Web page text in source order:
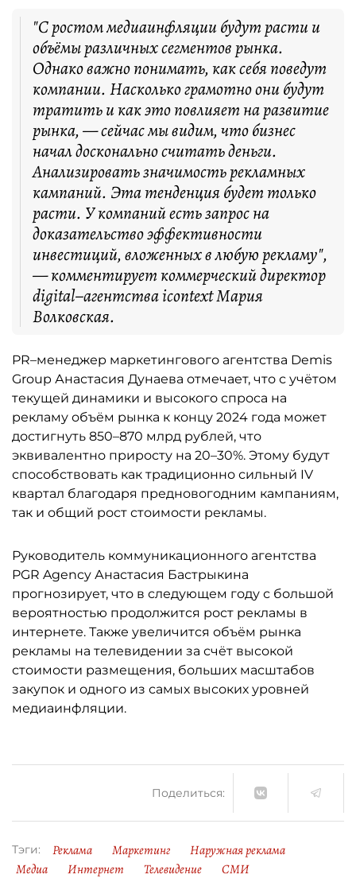
"С ростом медиаинфляции будут расти и
объёмы различных сегментов рынка.
Однако важно понимать, как себя поведут
компании. Насколько грамотно они будут
тратить и как это повлияет на развитие
рынка, — сейчас мы видим, что бизнес
начал досконально считать деньги.
Анализировать значимость рекламных
кампаний. Эта тенденция будет только
расти. У компаний есть запрос на
доказательство эффективности
инвестиций, вложенных в любую рекламу",
— комментирует коммерческий директор
digital–агентства icontext Мария
Волковская.
PR–менеджер маркетингового агентства Demis
Group Анастасия Дунаева отмечает, что с учётом
текущей динамики и высокого спроса на
рекламу объём рынка к концу 2024 года может
достигнуть 850–870 млрд рублей, что
эквивалентно приросту на 20–30%. Этому будут
способствовать как традиционно сильный IV
квартал благодаря предновогодним кампаниям,
так и общий рост стоимости рекламы.
Руководитель коммуникационного агентства
PGR Agency Анастасия Бастрыкина
прогнозирует, что в следующем году с большой
вероятностью продолжится рост рекламы в
интернете. Также увеличится объём рынка
рекламы на телевидении за счёт высокой
стоимости размещения, больших масштабов
закупок и одного из самых высоких уровней
медиаинфляции.
Поделиться:
Тэги: Реклама Маркетинг
Наружная реклама
Медиа
Интернет Телевидение СМИ